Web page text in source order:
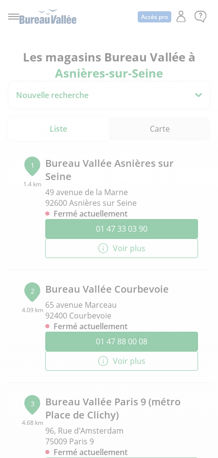
Accès pro
Les magasins Bureau Vallée à
Asnières-sur-Seine
Nouvelle recherche
Liste Carte
1
1.4 km
Bureau Vallée Asnières sur
Seine
49 avenue de la Marne
92600 Asnières sur Seine
Fermé actuellement
01 47 33 03 90
Voir plus
2
4.09 km
Bureau Vallée Courbevoie
65 avenue Marceau
92400 Courbevoie
Fermé actuellement
01 47 88 00 08
Voir plus
3
4.68 km
Bureau Vallée Paris 9 (métro
Place de Clichy)
96, Rue d'Amsterdam
75009 Paris 9
Fermé actuellement